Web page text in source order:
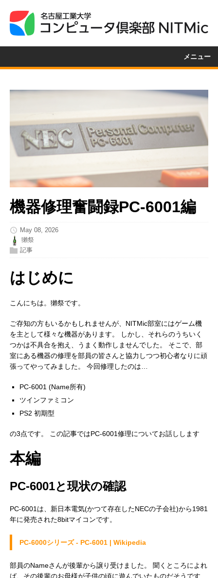
メニュー
機器修理奮闘録PC-6001編
May 08, 2026
獺祭
記事
はじめに
こんにちは。獺祭です。
ご存知の方もいるかもしれませんが、NITMic部室にはゲーム機
を主として様々な機器があります。 しかし、それらのうちいく
つかは不具合を抱え、うまく動作しませんでした。 そこで、部
室にある機器の修理を部員の皆さんと協力しつつ初心者なりに頑
張ってやってみました。 今回修理したのは…
PC-6001 (Name所有)
ツインファミコン
PS2 初期型
の3点です。 この記事ではPC-6001修理についてお話しします
本編
PC-6001と現状の確認
PC-6001は、新日本電気(かつて存在したNECの子会社)から1981
年に発売された8bitマイコンです。
PC-6000シリーズ - PC-6001 | Wikipedia
部員のNameさんが後輩から譲り受けました。 聞くところによれ
ば、その後輩のお母様が子供の頃に遊んでいたものだそうです